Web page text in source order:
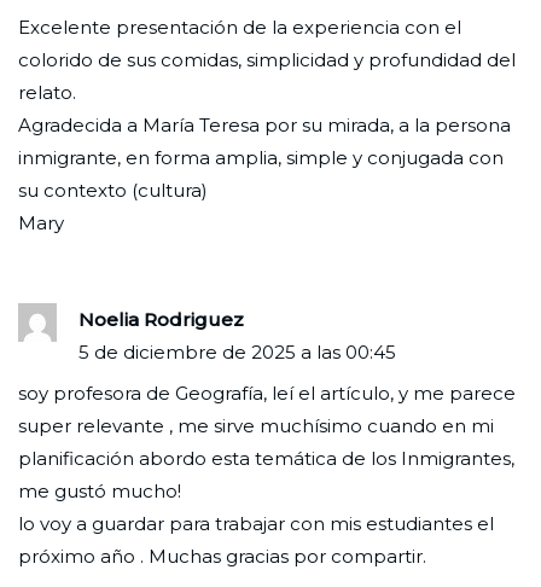
Excelente presentación de la experiencia con el
colorido de sus comidas, simplicidad y profundidad del
relato.
Agradecida a María Teresa por su mirada, a la persona
inmigrante, en forma amplia, simple y conjugada con
su contexto (cultura)
Mary
Noelia Rodriguez
5 de diciembre de 2025 a las 00:45
soy profesora de Geografía, leí el artículo, y me parece
super relevante , me sirve muchísimo cuando en mi
planificación abordo esta temática de los Inmigrantes,
me gustó mucho!
lo voy a guardar para trabajar con mis estudiantes el
próximo año . Muchas gracias por compartir.